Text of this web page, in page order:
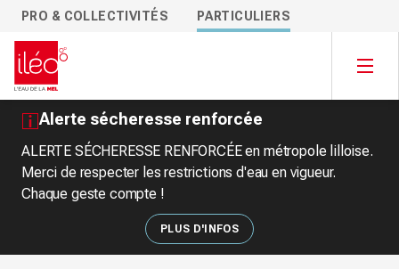
PRO & COLLECTIVITÉS PARTICULIERS
Alerte sécheresse renforcée
ALERTE SÉCHERESSE RENFORCÉE en métropole lilloise.
Merci de respecter les restrictions d'eau en vigueur.
Chaque geste compte !
PLUS D'INFOS